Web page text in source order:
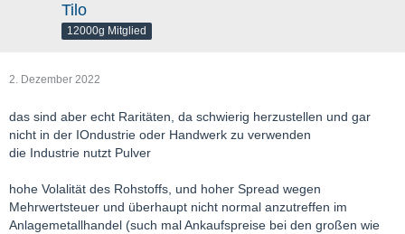
Tilo
12000g Mitglied
2. Dezember 2022
das sind aber echt Raritäten, da schwierig herzustellen und gar
nicht in der IOndustrie oder Handwerk zu verwenden
die Industrie nutzt Pulver
hohe Volalität des Rohstoffs, und hoher Spread wegen
Mehrwertsteuer und überhaupt nicht normal anzutreffen im
Anlagemetallhandel (such mal Ankaufspreise bei den großen wie